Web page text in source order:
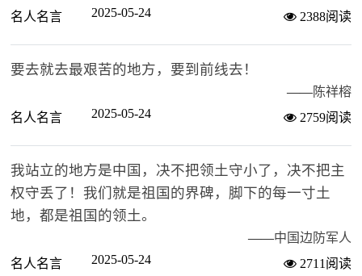
名人名言
2025-05-24 2388阅读
要去就去最艰苦的地方，要到前线去！
——陈祥榕
名人名言
2025-05-24 2759阅读
我站立的地方是中国，决不把领土守小了，决不把主
权守丢了！我们就是祖国的界碑，脚下的每一寸土
地，都是祖国的领土。
——中国边防军人
名人名言
2025-05-24 2711阅读